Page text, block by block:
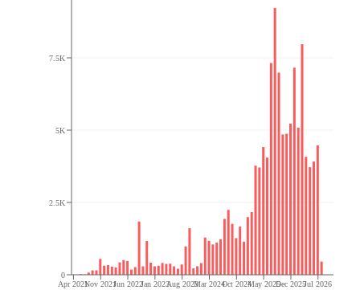
Apr 2021Nov 2021Jun 2022Jan 2023Aug 2023Mar 2024Oct 2024May 2025Dec 2025Jul 2026
0
2.5K
5K
7.5K